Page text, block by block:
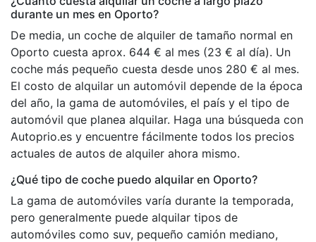
durante un mes en Oporto?
De media, un coche de alquiler de tamaño normal en
Oporto cuesta aprox. 644 € al mes (23 € al día). Un
coche más pequeño cuesta desde unos 280 € al mes.
El costo de alquilar un automóvil depende de la época
del año, la gama de automóviles, el país y el tipo de
automóvil que planea alquilar. Haga una búsqueda con
Autoprio.es y encuentre fácilmente todos los precios
actuales de autos de alquiler ahora mismo.
¿Qué tipo de coche puedo alquilar en Oporto?
La gama de automóviles varía durante la temporada,
pero generalmente puede alquilar tipos de
automóviles como suv, pequeño camión mediano,